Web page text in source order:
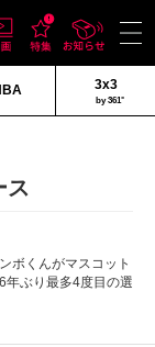
3x3
by 361°
ス
ボくんがマスコット
ぶり最多4度目の選